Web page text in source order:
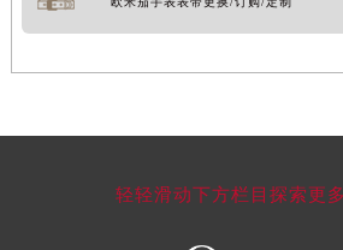
轻轻滑动下方栏目探索更